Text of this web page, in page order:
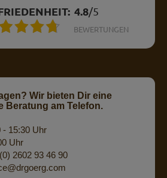
4.8/5
BEWERTUNGEN
Wir bieten Dir eine
Beratung am Telefon.
- 15:30 Uhr
Uhr
2602 93 46 90